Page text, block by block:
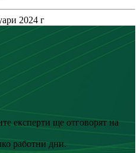
2024 г
експерти ще отговорят на
работни дни.